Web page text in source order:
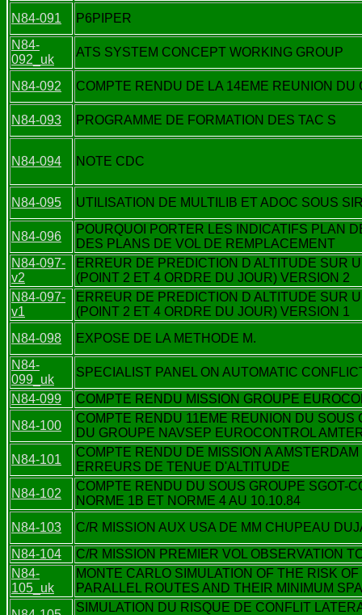
N84-091
P6PIPER
N84-
092_uk
ATS SYSTEM CONCEPT WORKING GROUP
N84-092 COMPTE RENDU DE LA 14EME REUNION
N84-093 PROGRAMME DE FORMATION DES TAC S
N84-094 NOTE CDC
N84-095 UTILISATION DE MULTILIB ET ADOC SOUS
N84-096
POURQUOI PORTER LES INDICATIFS PLAN
DES PLANS DE VOL DE REMPLACEMENT
N84-097-
v2
ERREUR DE PREDICTION D ALTITUDE SUR
(POINT 2 ET 4 ORDRE DU JOUR) VERSION 2
N84-097-
v1
ERREUR DE PREDICTION D ALTITUDE SUR
(POINT 2 ET 4 ORDRE DU JOUR) VERSION 1
N84-098
EXPOSE DE LA METHODE M.
N84-
099_uk
SPECIALIST PANEL ON AUTOMATIC
N84-099
COMPTE RENDU MISSION GROUPE
N84-100
COMPTE RENDU 11EME REUNION DU
DU GROUPE NAVSEP EUROCONTROL
N84-101
COMPTE RENDU DE MISSION A
ERREURS DE TENUE D'ALTITUDE
N84-102
COMPTE RENDU DU SOUS GROUPE SGOT-
NORME 1B ET NORME 4 AU 10.10.84
N84-103
C/R MISSION AUX USA DE MM CHUPEAU
N84-104
C/R MISSION PREMIER VOL OBSERVATION
N84-
105_uk
MONTE CARLO SIMULATION OF THE RISK
PARALLEL ROUTES AND THEIR MINIMUM
SIMULATION DU RISQUE DE CONFLIT